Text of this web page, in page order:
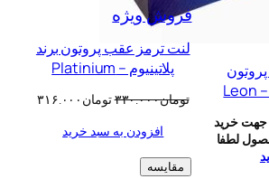
فروش ویژهمحصول
تخفیف
خورده
لنت ترمز عقب پروتون برند
پلاتینیوم – Platinium
تومان۳۳۰.۰۰۰
قیمت
تومان۳۳۰.۰۰۰
تومان۳۱۶.۰۰۰قیمت
تومان۳۱۶.۰۰۰.
افزودن به سبد خرید
مقایسه